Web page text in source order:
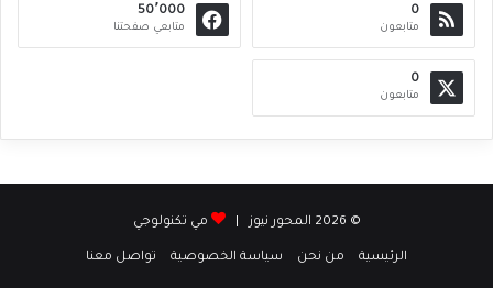
0
متابعون
50٬000
متابعي صفحتنا
0
متابعون
© 2026 المحور نيوز | مي تكنولوجي
الرئيسية من نحن سياسة الخصوصية تواصل معنا